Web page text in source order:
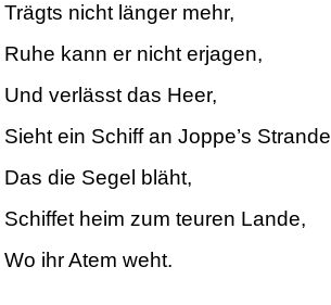
Trägts nicht länger mehr,
Ruhe kann er nicht erjagen,
Und verlässt das Heer,
Sieht ein Schiff an Joppe’s Strande
Das die Segel bläht,
Schiffet heim zum teuren Lande,
Wo ihr Atem weht.